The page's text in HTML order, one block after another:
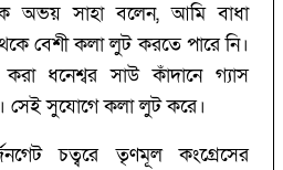
অভয় সাহা বলেন, আমি বাধা
বেশী কলা লুট করতে পারে নি।
ধনেশ্বর সাউ কাঁদানে গ্যাস
সেই সুযোগে কলা লুট করে।
চত্বরে তৃণমূল কংগ্রেসের